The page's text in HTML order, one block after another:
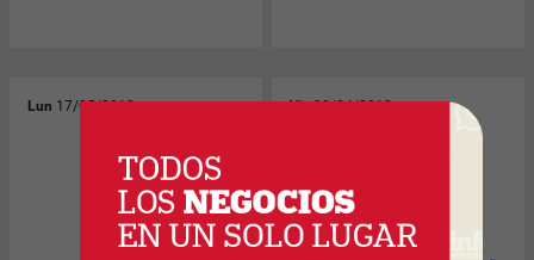
Lun 17/05/2010 Vie30/04/2010